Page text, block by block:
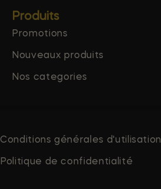
Produits
Promotions
Nouveaux produits
Nos categories
Conditions générales d'utilisation
Politique de confidentialité